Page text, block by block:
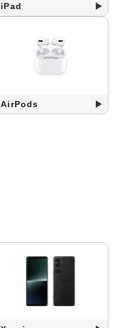
iPad
AirPods